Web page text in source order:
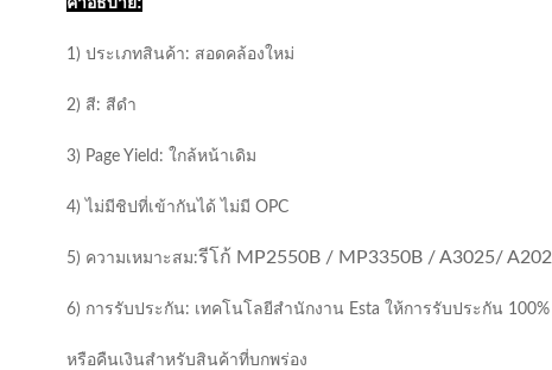
1) ประเภทสินค้า: สอดคล้องใหม่
2) สี: สีดํา
3) Page Yield: ใกล้หน้าเดิม
4) ไม่มีชิปที่เข้ากันได้ ไม่มี OPC
5) ความเหมาะสม:รีโก้ MP2550B / MP3350B / A3025/
6) การรับประกัน: เทคโนโลยีสํานักงาน Esta ให้การรับประกัน
หรือคืนเงินสําหรับสินค้าที่บกพร่อง